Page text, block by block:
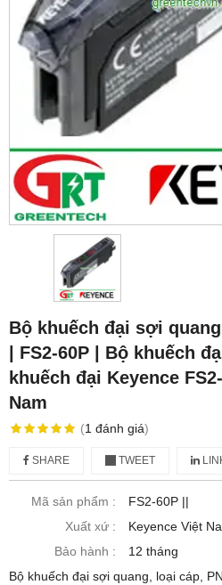
Bộ khuếch đại sợi quang
| FS2-60P | Bộ khuếch
khuếch đại Keyence
Nam
(1 đánh giá)
SHARE TWEET
Mã sản phẩm :
FS2-60P ||
Xuất xứ :
Keyence Việt
Bảo hành :
12 tháng
Bộ khuếch đại sợi quang, loại cáp,